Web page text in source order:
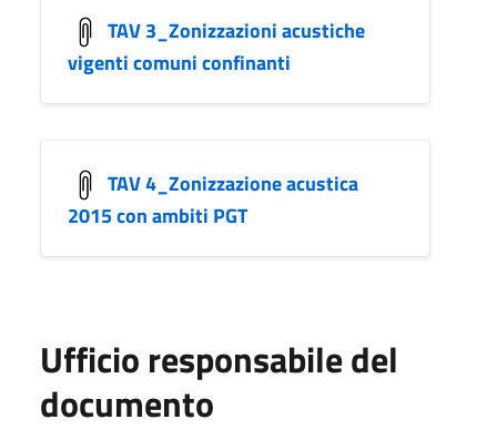
TAV 3_Zonizzazioni acustiche
vigenti comuni confinanti
TAV 4_Zonizzazione acustica
2015 con ambiti PGT
Ufficio responsabile del
documento